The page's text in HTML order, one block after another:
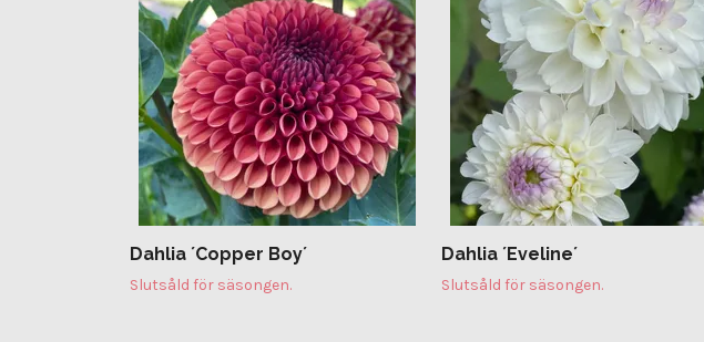
Dahlia ´Copper Boy´
Slutsåld för säsongen.
Dahlia ´Eveline´
Slutsåld för säsongen.